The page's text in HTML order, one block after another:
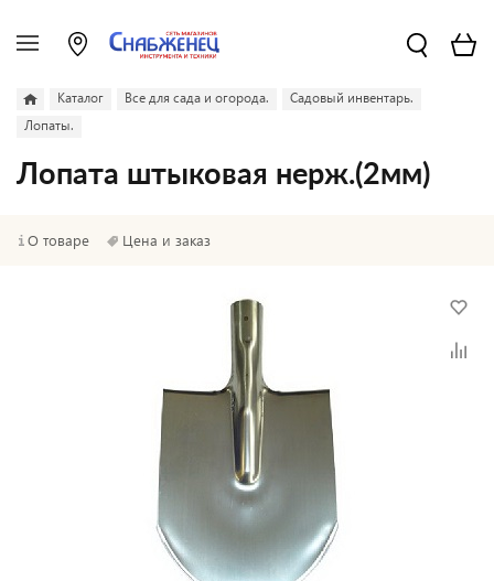
Каталог Все для сада и огорода.
Садовый инвентарь.
Лопаты.
Лопата штыковая нерж.(2мм)
О товаре Цена и заказ